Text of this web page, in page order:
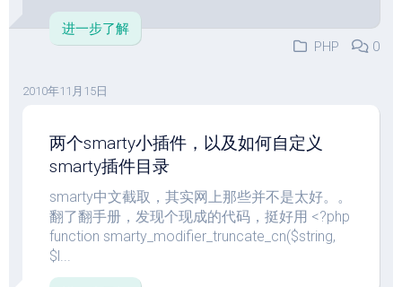
进一步了解
PHP
0
2010年11月15日
两个smarty小插件，以及如何自定义
smarty插件目录
smarty中文截取，其实网上那些并不是太好。。
翻了翻手册，发现个现成的代码，挺好用 <?php
function smarty_modifier_truncate_cn($string,
$l...